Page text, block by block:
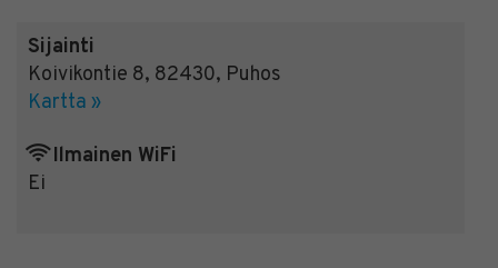
Sijainti
Koivikontie 8, 82430, Puhos
Kartta »
Ilmainen WiFi
Ei